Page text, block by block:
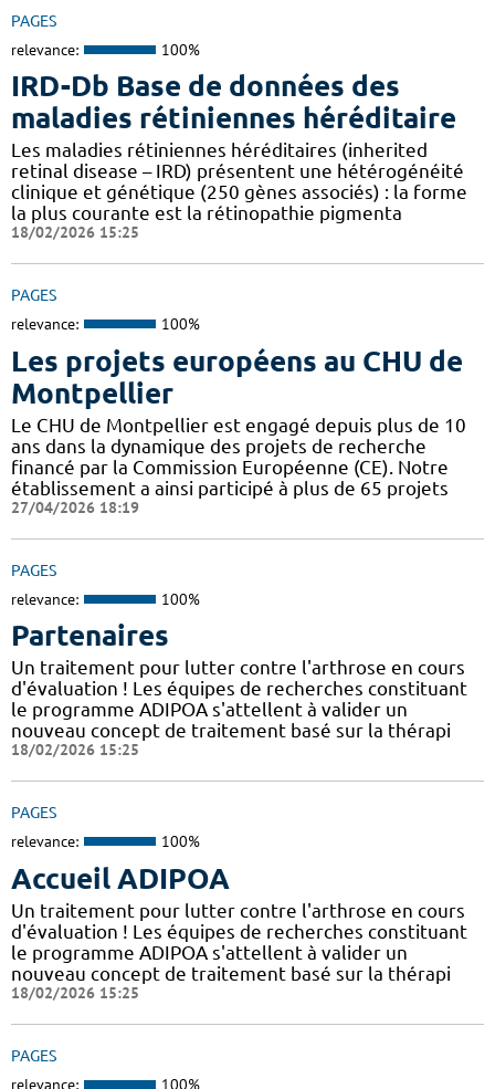
PAGES
relevance: 100%
IRD-Db Base de données des
maladies rétiniennes héréditaire
Les maladies rétiniennes héréditaires (inherited
retinal disease – IRD) présentent une hétérogénéité
clinique et génétique (250 gènes associés) : la forme
la plus courante est la rétinopathie pigmenta
18/02/2026 15:25
PAGES
relevance: 100%
Les projets européens au CHU de
Montpellier
Le CHU de Montpellier est engagé depuis plus de 10
ans dans la dynamique des projets de recherche
financé par la Commission Européenne (CE). Notre
établissement a ainsi participé à plus de 65 projets
27/04/2026 18:19
PAGES
relevance: 100%
Partenaires
Un traitement pour lutter contre l'arthrose en cours
d'évaluation ! Les équipes de recherches constituant
le programme ADIPOA s'attellent à valider un
nouveau concept de traitement basé sur la thérapi
18/02/2026 15:25
PAGES
relevance: 100%
Accueil ADIPOA
Un traitement pour lutter contre l'arthrose en cours
d'évaluation ! Les équipes de recherches constituant
le programme ADIPOA s'attellent à valider un
nouveau concept de traitement basé sur la thérapi
18/02/2026 15:25
PAGES
relevance: 100%